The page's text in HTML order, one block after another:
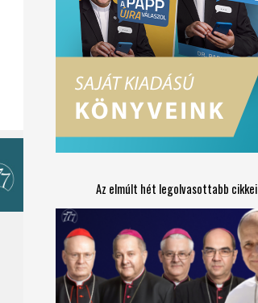
Az elmúlt hét legolvasottabb cikkei